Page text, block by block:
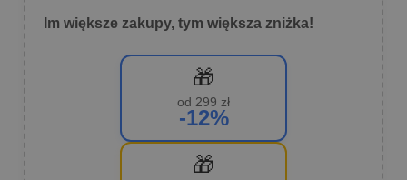
Im większe zakupy, tym większa zniżka!
🎁
od 299 zł
-12%
🎁